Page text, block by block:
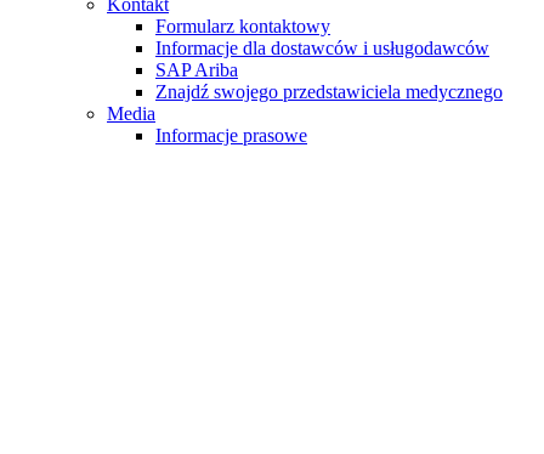
Kontakt
Formularz kontaktowy
Informacje dla dostawców i usługodawców
SAP Ariba
Znajdź swojego przedstawiciela medycznego
Media
Informacje prasowe